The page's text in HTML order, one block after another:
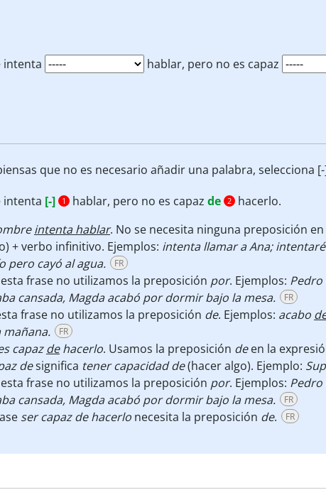
intenta
hablar, pero no es capaz
que no es necesario añadir una palabra, selecciona
intenta [-] 1 hablar, pero no es capaz de 2 hacerlo.
intenta hablar. No se necesita ninguna preposición
+ verbo infinitivo. Ejemplos: intenta llamar a Ana;
pero cayó al agua.
FR
esta frase no utilizamos la preposición por. Ejemplos: Pedro
cansada, Magda acabó por dormir bajo la mesa.
FR
frase no utilizamos la preposición de. Ejemplos: acabo
mañana.
FR
capazdehacerlo. Usamos la preposición deen la
designifica tener capacidad de(hacer algo). Ejemplo:
esta frase no utilizamos la preposición por. Ejemplos: Pedro
cansada, Magda acabó por dormir bajo la mesa.
FR
ser capaz de hacerlo necesita la preposición de. FR